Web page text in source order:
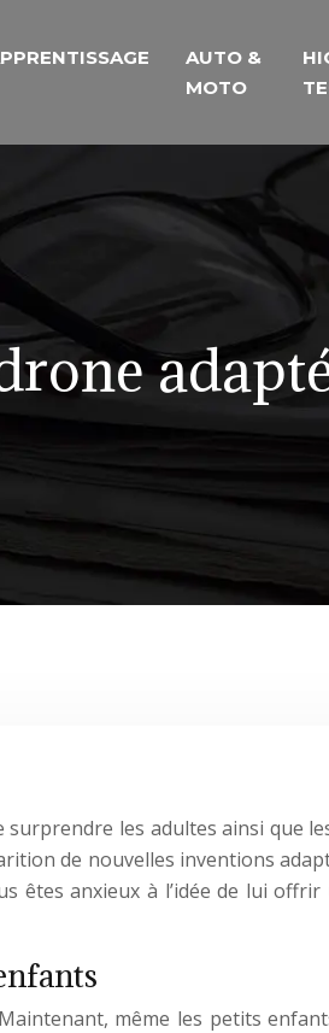
AUTO &
MOTO
surprendre les adultes ainsi
de nouvelles inventions
êtes anxieux à l’idée de lui
même les petits